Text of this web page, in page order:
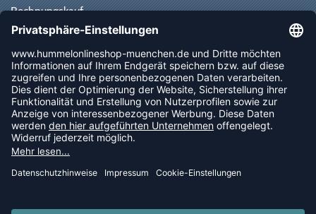
Rechnungskauf
Paypal
Vorkasse
Sofortüberweisung
NEWSLETTER